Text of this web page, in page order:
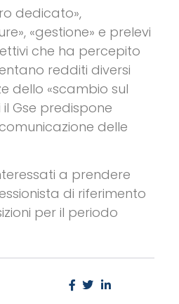
dedicato»,
«gestione» e prelevi
che ha percepito
redditi diversi
dello «scambio sul
Gse predispone
delle
a prendere
di riferimento
per il periodo